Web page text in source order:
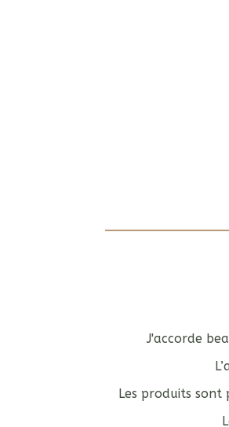
J'accorde
Les produits